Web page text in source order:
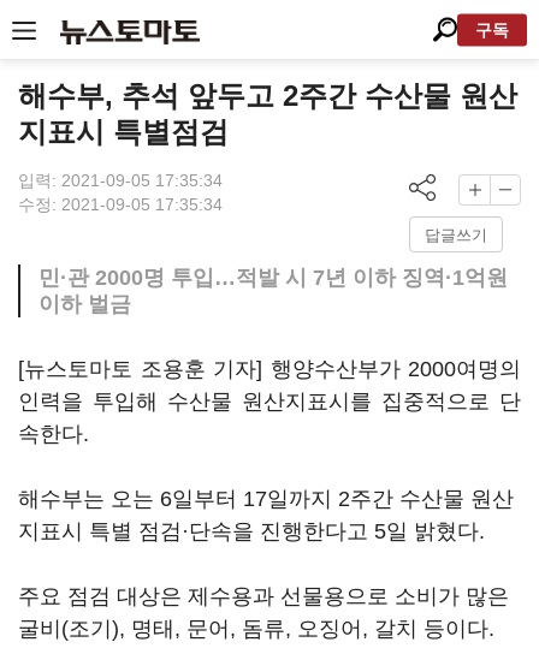
구독
해수부, 추석 앞두고 2주간 수산물 원산
지표시 특별점검
입력: 2021-09-05 17:35:34
수정: 2021-09-05 17:35:34
답글쓰기
민·관 2000명 투입…적발 시 7년 이하 징역·1억원
이하 벌금
[뉴스토마토 조용훈 기자] 행양수산부가 2000여명의
인력을 투입해 수산물 원산지표시를 집중적으로 단
속한다.
해수부는 오는 6일부터 17일까지 2주간 수산물 원산
지표시 특별 점검·단속을 진행한다고 5일 밝혔다.
주요 점검 대상은 제수용과 선물용으로 소비가 많은
굴비(조기), 명태, 문어, 돔류, 오징어, 갈치 등이다.